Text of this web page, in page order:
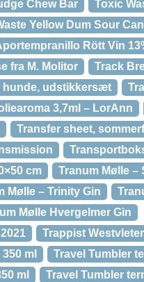
Chew Bar
Toxic
Yellow Dum Sour
Rött Vin
fra M. Molitor
Track
hunde, udstikkersæt
3,7ml – LorAnn
Transfer sheet,
cm
Tranum Mølle –
Mølle – Trinity Gin
Mølle Hvergelmer Gin
Trappist
ml
Travel Tumbler
ml
Travel Tumbler